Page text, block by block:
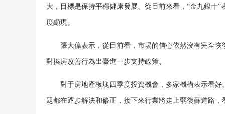
大，目標是保持平穩健康發展。從目前來看，“金九銀十
度顯現。
張大偉表示，從目前看，市場的信心依然沒有完全恢
對換房改善行為出臺進一步支持政策。
對于房地產板塊四季度投資機會，多家機構表示看好
題都在逐步解決和修正，接下來行業將走上弱復蘇道路